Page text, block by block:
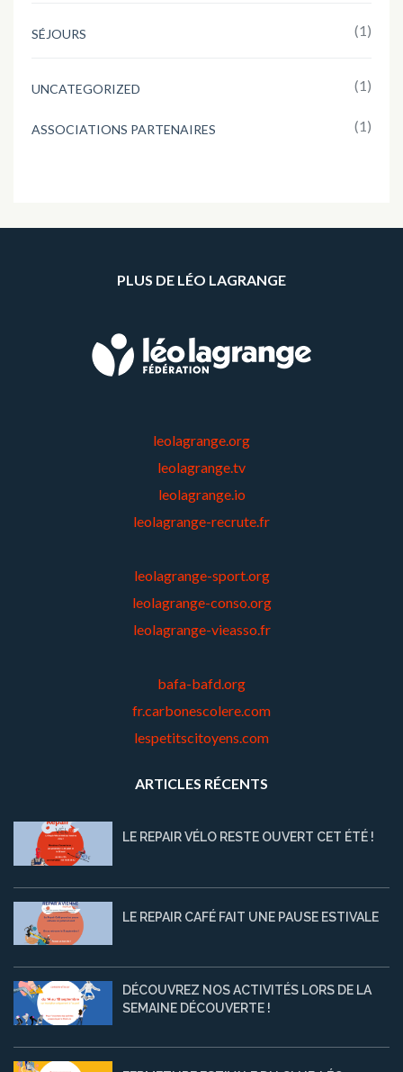
SÉJOURS (1)
UNCATEGORIZED (1)
ASSOCIATIONS PARTENAIRES (1)
PLUS DE LÉO LAGRANGE
leolagrange.org
leolagrange.tv
leolagrange.io
leolagrange-recrute.fr
leolagrange-sport.org
leolagrange-conso.org
leolagrange-vieasso.fr
bafa-bafd.org
fr.carbonescolere.com
lespetitscitoyens.com
ARTICLES RÉCENTS
LE REPAIR VÉLO RESTE OUVERT CET ÉTÉ !
LE REPAIR CAFÉ FAIT UNE PAUSE ESTIVALE
DÉCOUVREZ NOS ACTIVITÉS LORS DE LA
SEMAINE DÉCOUVERTE !